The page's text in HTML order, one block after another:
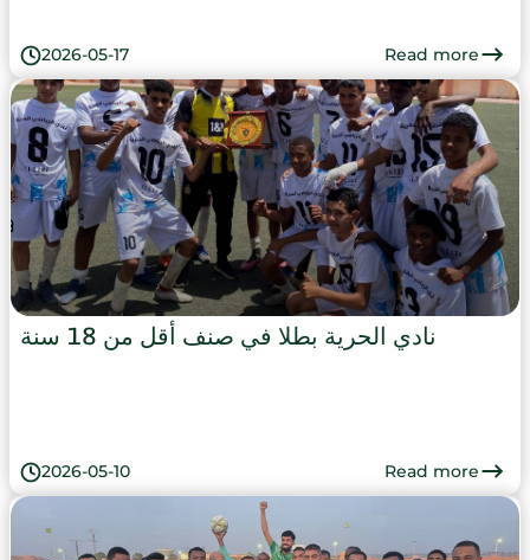
2026-05-17 Read more
نادي الحرية بطلا في صنف أقل من 18 سنة
2026-05-10 Read more